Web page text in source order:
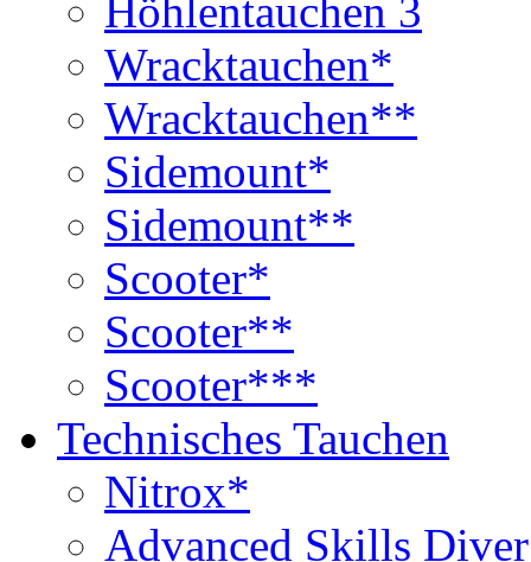
Höhlentauchen 3
Wracktauchen*
Wracktauchen**
Sidemount*
Sidemount**
Scooter*
Scooter**
Scooter***
Technisches Tauchen
Nitrox*
Advanced Skills Diver